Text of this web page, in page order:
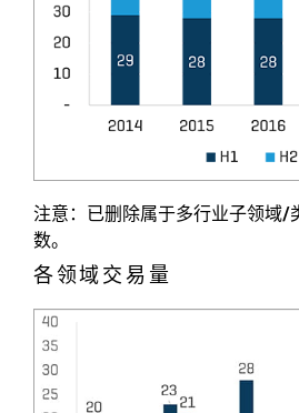
注意：已删除属于多行业子领域/
数。
各领域交易量